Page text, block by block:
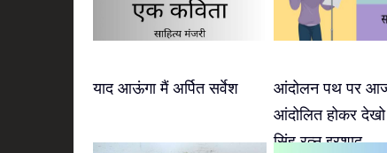
याद आऊंगा मैं अर्पित सर्वेश
आंदोलन पथ पर
आंदोलित होकर
सिंह रत्नु इरशाद